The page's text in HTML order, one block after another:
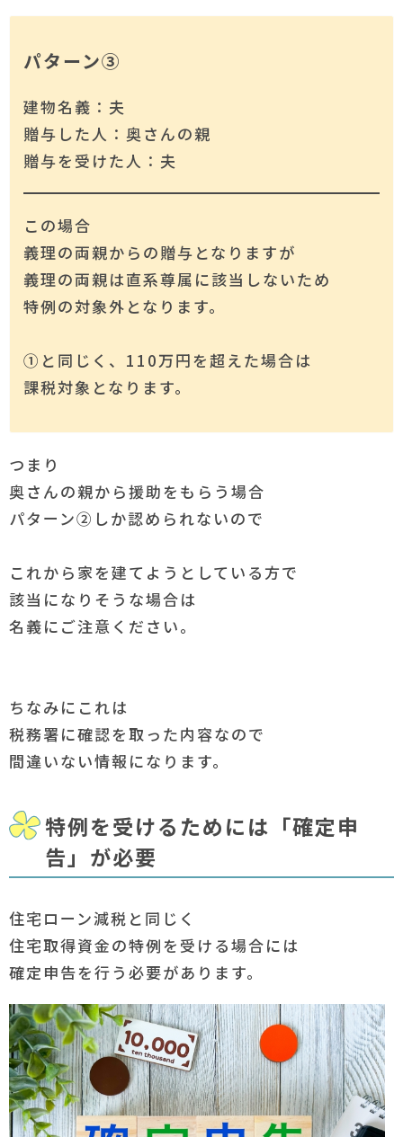
パターン③
建物名義：夫
贈与した人：奥さんの親
贈与を受けた人：夫
この場合
義理の両親からの贈与となりますが
義理の両親は直系尊属に該当しないため
特例の対象外となります。
①と同じく、110万円を超えた場合は
課税対象となります。
つまり
奥さんの親から援助をもらう場合
パターン②しか認められないので
これから家を建てようとしている方で
該当になりそうな場合は
名義にご注意ください。
ちなみにこれは
税務署に確認を取った内容なので
間違いない情報になります。
特例を受けるためには「確定申
告」が必要
住宅ローン減税と同じく
住宅取得資金の特例を受ける場合には
確定申告を行う必要があります。